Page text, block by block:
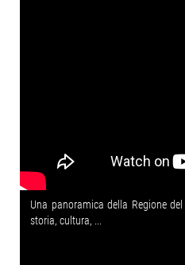
Una panoramica della Regione
storia, cultura, ...